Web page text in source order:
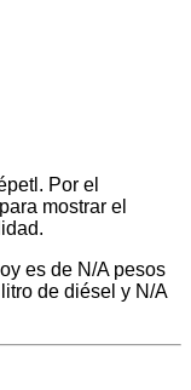
Por el
mostrar el
es de N/A pesos
de diésel y N/A